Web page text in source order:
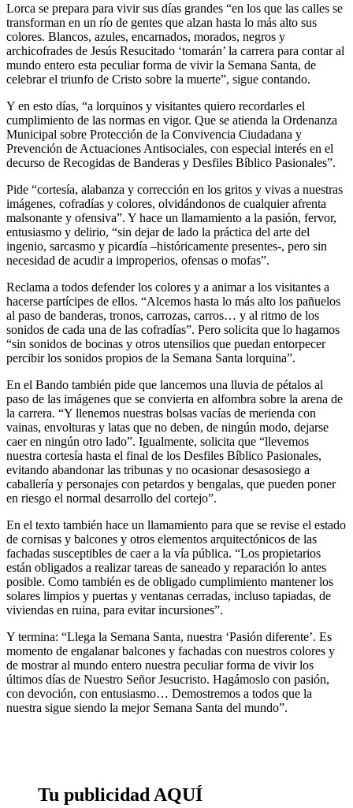
Lorca se prepara para vivir sus días grandes “en los que las calles se
transforman en un río de gentes que alzan hasta lo más alto sus
colores. Blancos, azules, encarnados, morados, negros y
archicofrades de Jesús Resucitado ‘tomarán’ la carrera para contar al
mundo entero esta peculiar forma de vivir la Semana Santa, de
celebrar el triunfo de Cristo sobre la muerte”, sigue contando.
Y en esto días, “a lorquinos y visitantes quiero recordarles el
cumplimiento de las normas en vigor. Que se atienda la Ordenanza
Municipal sobre Protección de la Convivencia Ciudadana y
Prevención de Actuaciones Antisociales, con especial interés en el
decurso de Recogidas de Banderas y Desfiles Bíblico Pasionales”.
Pide “cortesía, alabanza y corrección en los gritos y vivas a nuestras
imágenes, cofradías y colores, olvidándonos de cualquier afrenta
malsonante y ofensiva”. Y hace un llamamiento a la pasión, fervor,
entusiasmo y delirio, “sin dejar de lado la práctica del arte del
ingenio, sarcasmo y picardía –históricamente presentes-, pero sin
necesidad de acudir a improperios, ofensas o mofas”.
Reclama a todos defender los colores y a animar a los visitantes a
hacerse partícipes de ellos. “Alcemos hasta lo más alto los pañuelos
al paso de banderas, tronos, carrozas, carros… y al ritmo de los
sonidos de cada una de las cofradías”. Pero solicita que lo hagamos
“sin sonidos de bocinas y otros utensilios que puedan entorpecer
percibir los sonidos propios de la Semana Santa lorquina”.
En el Bando también pide que lancemos una lluvia de pétalos al
paso de las imágenes que se convierta en alfombra sobre la arena de
la carrera. “Y llenemos nuestras bolsas vacías de merienda con
vainas, envolturas y latas que no deben, de ningún modo, dejarse
caer en ningún otro lado”. Igualmente, solicita que “llevemos
nuestra cortesía hasta el final de los Desfiles Bíblico Pasionales,
evitando abandonar las tribunas y no ocasionar desasosiego a
caballería y personajes con petardos y bengalas, que pueden poner
en riesgo el normal desarrollo del cortejo”.
En el texto también hace un llamamiento para que se revise el estado
de cornisas y balcones y otros elementos arquitectónicos de las
fachadas susceptibles de caer a la vía pública. “Los propietarios
están obligados a realizar tareas de saneado y reparación lo antes
posible. Como también es de obligado cumplimiento mantener los
solares limpios y puertas y ventanas cerradas, incluso tapiadas, de
viviendas en ruina, para evitar incursiones”.
Y termina: “Llega la Semana Santa, nuestra ‘Pasión diferente’. Es
momento de engalanar balcones y fachadas con nuestros colores y
de mostrar al mundo entero nuestra peculiar forma de vivir los
últimos días de Nuestro Señor Jesucristo. Hagámoslo con pasión,
con devoción, con entusiasmo… Demostremos a todos que la
nuestra sigue siendo la mejor Semana Santa del mundo”.
Tu publicidad AQUÍ